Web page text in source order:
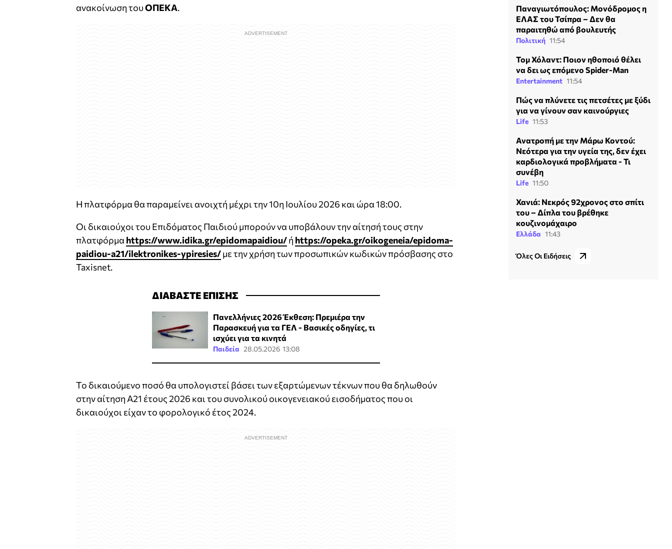
ανακοίνωση τουΟΠΕΚΑ.
Η πλατφόρμα θα παραμείνει ανοιχτή μέχρι την 10η Ιουλίου 2026 και ώρα 18:00.
Οι δικαιούχοι του Επιδόματος Παιδιού μπορούν να υποβάλουν την αίτησή τους στην
πλατφόρμα https://www.idika.gr/epidomapaidiou/ή https://opeka.gr/oikogeneia/epidoma-
paidiou-a21/ilektronikes-ypiresies/με την χρήση των προσωπικών κωδικών πρόσβασης στο
Taxisnet.
ΔΙΑΒΑΣΤΕ ΕΠΙΣΗΣ
Πανελλήνιες 2026 Έκθεση: Πρεμιέρα την
Παρασκευή για τα ΓΕΛ - Βασικές οδηγίες, τι
ισχύει για τα κινητά
Παιδεία 28.05.2026 13:08
Το δικαιούμενο ποσό θα υπολογιστεί βάσει των εξαρτώμενων τέκνων που θα δηλωθούν
στην αίτηση Α21 έτους 2026 και του συνολικού οικογενειακού εισοδήματος που οι
δικαιούχοι είχαν το φορολογικό έτος 2024.
Παναγιωτόπουλος: Μονόδρομος η
ΕΛΑΣ του Τσίπρα – Δεν θα
παραιτηθώ από βουλευτής
Πολιτική 11:54
Τομ Χόλαντ: Ποιον ηθοποιό θέλει
να δει ως επόμενο Spider-Man
Entertainment 11:54
Πώς να πλύνετε τις πετσέτες με ξύδι
για να γίνουν σαν καινούργιες
Life 11:53
Ανατροπή με την Μάρω Κοντού:
Νεότερα για την υγεία της, δεν έχει
καρδιολογικά προβλήματα - Τι
συνέβη
Life 11:50
Χανιά: Νεκρός 92χρονος στο σπίτι
του – Δίπλα του βρέθηκε
κουζινομάχαιρο
Ελλάδα 11:43
Όλες Οι Ειδήσεις